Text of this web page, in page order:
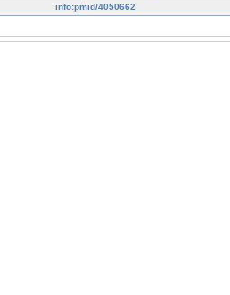
info:pmid/4050662